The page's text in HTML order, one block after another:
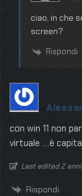
ciao, in che
screen?
Rispondi
con win 11 non
virtuale ….è
Last edited 2
Rispondi